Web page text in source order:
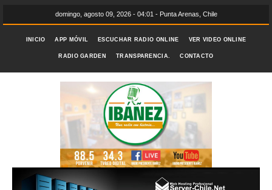
domingo, agosto 09, 2026 - 04:01 - Punta Arenas, Chile
INICIO APP MÓVIL ESCUCHAR RADIO ONLINE VER VIDEO ONLINE
RADIO GARDEN TRANSPARENCIA. CONTACTO